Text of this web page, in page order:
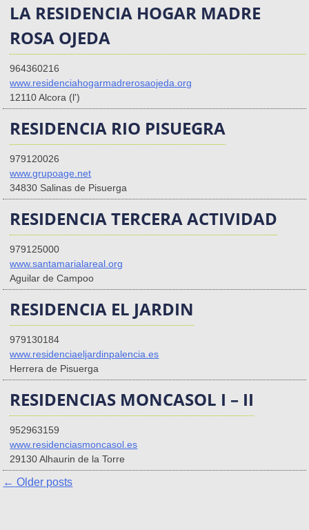
LA RESIDENCIA HOGAR MADRE
ROSA OJEDA
964360216
www.residenciahogarmadrerosaojeda.org
12110 Alcora (l')
RESIDENCIA RIO PISUEGRA
979120026
www.grupoage.net
34830 Salinas de Pisuerga
RESIDENCIA TERCERA ACTIVIDAD
979125000
www.santamarialareal.org
Aguilar de Campoo
RESIDENCIA EL JARDIN
979130184
www.residenciaeljardinpalencia.es
Herrera de Pisuerga
RESIDENCIAS MONCASOL I – II
952963159
www.residenciasmoncasol.es
29130 Alhaurin de la Torre
← Older posts